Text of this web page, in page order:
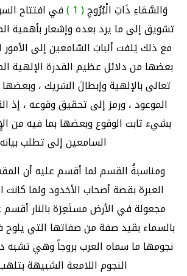
وَالسَّمَاءِ ذَاتِ الْبُرُوجِ( 1 )
في افتتاح
تشويق إلى ما يرد بعده وإشعار بأهمية
مع ذلك يَلفت ألبابَ السّامعين إلى
بعضها من دلائل عظيم القدرة الإلهية
تعالى بالإلهية وإبطالَ الشريك ،
الموعود ، ورمز إلى تحقيق وقوعه ، إذ
بشيء ثابت الوقوع وبعضها بما فيه من
السامعين إلى تطلب
ومناسبةُ القسم لما أقسم عليه أن
العبرة بقصة أصحاب الأخدود ولما كانت
مجعولة في الأرض مستَعِرَة بالنار
بالسماء بقيد صفة من صفاتها التي يلوح
نجومها ما سماه العرب بروجاً وهي تشبه
النجوم اللامعة الشبيهة بتلهب